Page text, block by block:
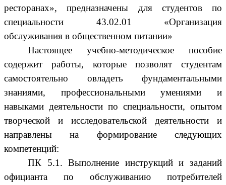
ресторанах», предназначены для студентов по
специальности 43.02.01 «Организация
обслуживания в общественном питании»
Настоящее учебно-методическое пособие
содержит работы, которые позволят студентам
самостоятельно овладеть фундаментальными
знаниями, профессиональными умениями и
навыками деятельности по специальности, опытом
творческой и исследовательской деятельности и
направлены на формирование следующих
компетенций:
ПК 5.1. Выполнение инструкций и заданий
официанта по обслуживанию потребителей